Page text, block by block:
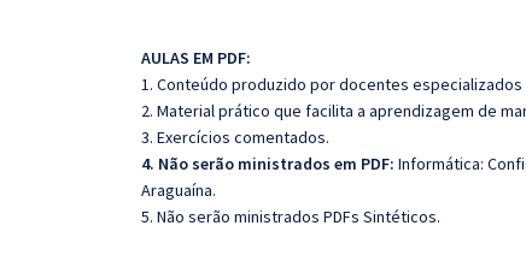
AULAS EM PDF:
1. Conteúdo produzido por docentes
2. Material prático que facilita a aprendizagem de
3. Exercícios comentados.
4. Não serão ministrados em PDF: Informática:
Araguaína.
5. Não serão ministrados PDFs Sintéticos.